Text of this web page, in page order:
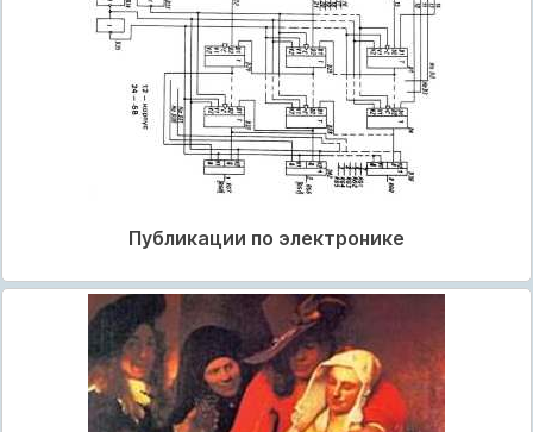
Публикации по электронике